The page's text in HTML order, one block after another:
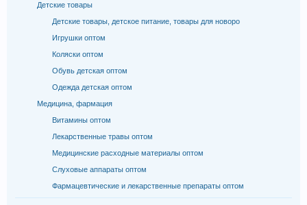
Детские товары
Детские товары, детское питание, товары для новоро
Игрушки оптом
Коляски оптом
Обувь детская оптом
Одежда детская оптом
Медицина, фармация
Витамины оптом
Лекарственные травы оптом
Медицинские расходные материалы оптом
Слуховые аппараты оптом
Фармацевтические и лекарственные препараты оптом